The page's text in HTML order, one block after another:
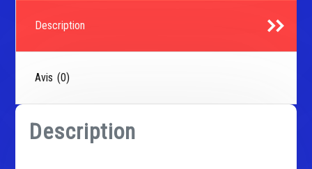
Description
Avis (0)
Description